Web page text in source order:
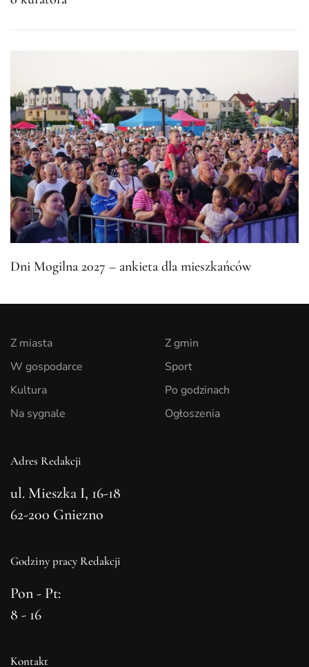
Dni Mogilna 2027 – ankieta dla mieszkańców
Z miasta
W gospodarce
Kultura
Na sygnale
Z gmin
Sport
Po godzinach
Ogłoszenia
Adres Redakcji
ul. Mieszka I, 16-18
62-200 Gniezno
Godziny pracy Redakcji
Pon - Pt:
8 - 16
Kontakt